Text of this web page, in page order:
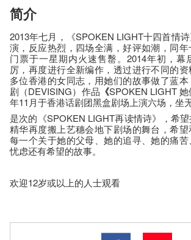
简介
2013年七月，《SPOKEN LIGHT十四首情
演，反应热烈，四场全满，好评如潮，同年
门票于一星期内火速售罊。2014年初，幕
厉，再度进行全新编作，透过进行不同的
多位香港的女同志，用她们的故事做了蓝
剧（DEVISING）作品 《SPOKEN LIGHT
年11月于香港话剧团黑盒剧场上演六场，坐无
是次的《SPOKEN LIGHT再读情诗》，希
精华再度搬上艺穗会地下剧场的舞台，希
每一个关于她的父母、她的追寻、她的痛
忧虑还有希望的故事。
欢迎12岁或以上的人士观看